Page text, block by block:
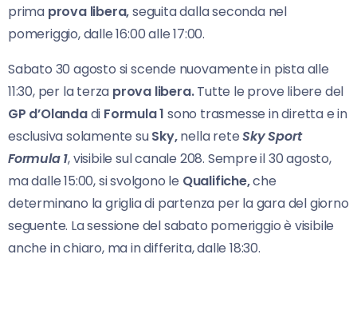
prima prova libera,seguita dalla seconda nel
pomeriggio, dalle 16:00 alle 17:00.
Sabato 30 agosto si scende nuovamente in pista alle
11:30, per la terza prova libera.Tutte le prove libere del
GP d’Olandadi Formula 1 sono trasmesse in diretta e in
esclusiva solamente suSky,nella reteSky Sport
Formula 1, visibile sul canale 208. Sempre il 30 agosto,
ma dalle 15:00, si svolgono le Qualifiche,che
determinano la griglia di partenza per la gara del giorno
seguente. La sessione del sabato pomeriggio è visibile
anche in chiaro, ma in differita, dalle 18:30.